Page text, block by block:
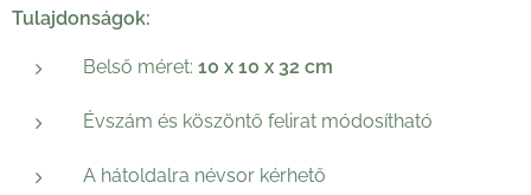
Tulajdonságok:
Belső méret: 10 x 10 x 32 cm
Évszám és köszöntő felirat módosítható
A hátoldalra névsor kérhető